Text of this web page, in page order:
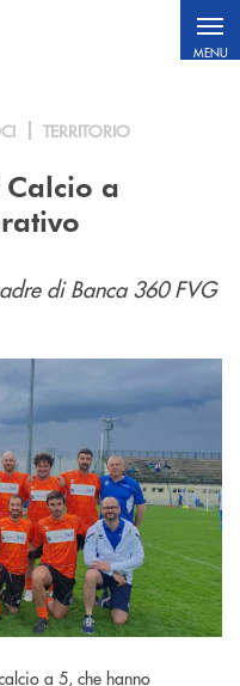
MENU
TERRITORIO
a
di Banca 360 FVG
a 5, che hanno